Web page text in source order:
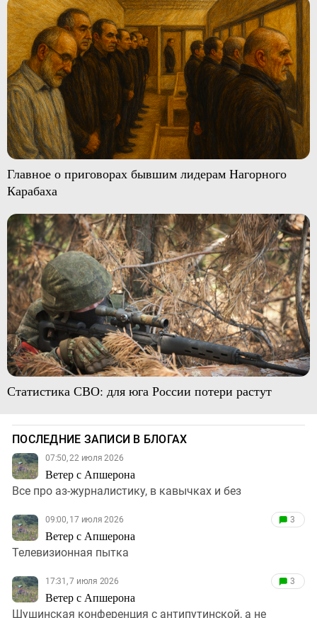
Главное о приговорах бывшим лидерам Нагорного
Карабаха
Статистика СВО: для юга России потери растут
ПОСЛЕДНИЕ ЗАПИСИ В БЛОГАХ
07:50, 22 июля 2026
Ветер с Апшерона
Все про аз-журналистику, в кавычках и без
09:00, 17 июля 2026
Ветер с Апшерона
3
Телевизионная пытка
17:31, 7 июля 2026
Ветер с Апшерона
3
Шушинская конференция с антипутинской, а не